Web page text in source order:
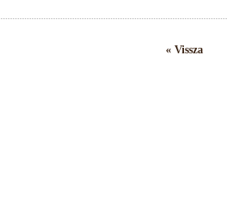
« Vissza